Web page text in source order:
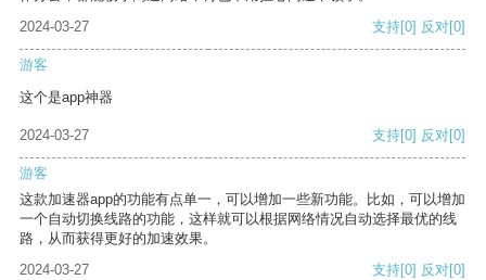
2024-03-27
支持[0] 反对[0]
游客
这个是app神器
2024-03-27 支持[0] 反对[0]
游客
这款加速器app的功能有点单一，可以增加一些新功能。比如，可以增加
一个自动切换线路的功能，这样就可以根据网络情况自动选择最优的线
路，从而获得更好的加速效果。
2024-03-27
支持[0] 反对[0]